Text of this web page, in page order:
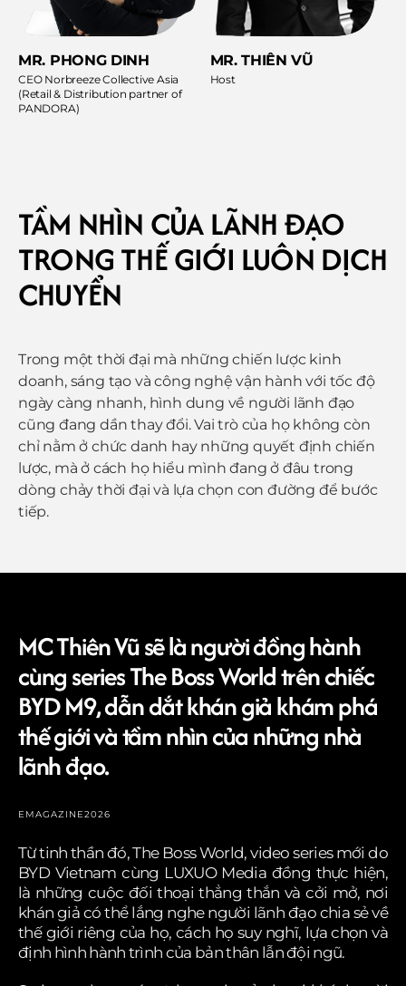
MR. PHONG DINH
CEO Norbreeze Collective Asia
(Retail & Distribution partner of
PANDORA)
MR. THIÊN VŨ
Host
TẦM NHÌN CỦA LÃNH ĐẠO
TRONG THẾ GIỚI LUÔN DỊCH
CHUYỂN
Trong một thời đại mà những chiến lược kinh
doanh, sáng tạo và công nghệ vận hành với tốc độ
ngày càng nhanh, hình dung về người lãnh đạo
cũng đang dần thay đổi. Vai trò của họ không còn
chỉ nằm ở chức danh hay những quyết định chiến
lược, mà ở cách họ hiểu mình đang ở đâu trong
dòng chảy thời đại và lựa chọn con đường để bước
tiếp.
MC Thiên Vũ sẽ là người đồng hành
cùng series The Boss World trên chiếc
BYD M9, dẫn dắt khán giả khám phá
thế giới và tầm nhìn của những nhà
lãnh đạo.
EMAGAZINE2026
Từ tinh thần đó, The Boss World, video series mới do
BYD Vietnam cùng LUXUO Media đồng thực hiện,
là những cuộc đối thoại thẳng thắn và cởi mở, nơi
khán giả có thể lắng nghe người lãnh đạo chia sẻ về
thế giới riêng của họ, cách họ suy nghĩ, lựa chọn và
định hình hành trình của bản thân lẫn đội ngũ.